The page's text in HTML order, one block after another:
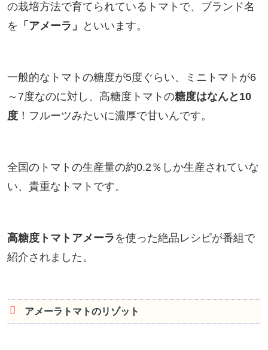
の栽培方法で育てられているトマトで、ブランド名
を 「アメーラ」 といいます。
一般的なトマトの糖度が5度ぐらい、ミニトマトが6
～7度なのに対し、高糖度トマトの糖度はなんと10
度 ！フルーツみたいに濃厚で甘いんです。
全国のトマトの生産量の約0.2％しか生産されていな
い、貴重なトマトです。
高糖度トマトアメーラ を使った絶品レシピが番組で
紹介されました。
アメーラトマトのリゾット